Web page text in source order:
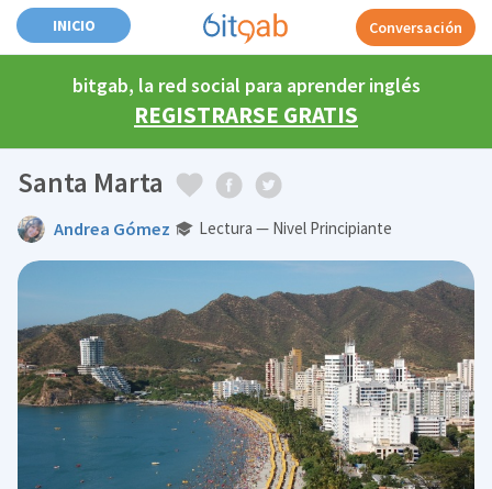
INICIO Conversación
bitgab, la red social para aprender inglés
REGISTRARSE GRATIS
Santa Marta
Andrea Gómez Lectura — Nivel Principiante